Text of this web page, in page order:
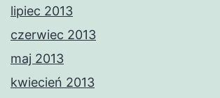
lipiec 2013
czerwiec 2013
maj 2013
kwiecień 2013